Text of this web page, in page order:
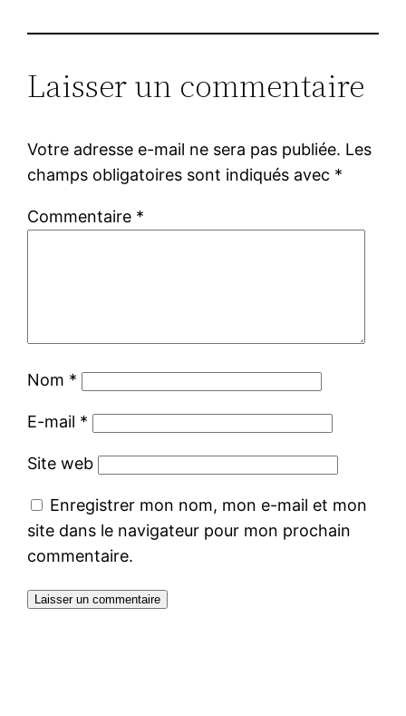
Laisser un commentaire
Votre adresse e-mail ne sera pas publiée. Les
champs obligatoires sont indiqués avec *
Commentaire *
Nom *
E-mail *
Site web
Enregistrer mon nom, mon e-mail et mon
site dans le navigateur pour mon prochain
commentaire.